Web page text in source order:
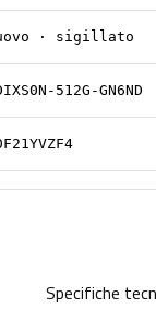
· sigillato
512G-GN6ND
Specifiche